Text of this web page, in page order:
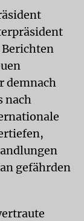
demnach
nach
gefährden